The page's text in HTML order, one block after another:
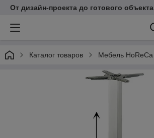
От дизайн-проекта до готового объекта
Каталог товаров Мебель HoReCa